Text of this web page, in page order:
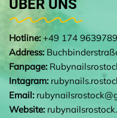
ÜBER UNS
Hotline: +49 174 9639789
Address:
Fanpage:
Intagram:
Email:
Website: